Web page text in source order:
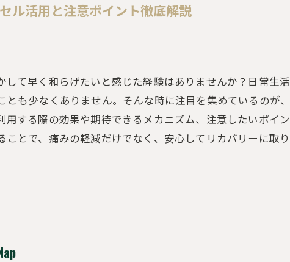
ル活用と注意ポイント徹底解説
して早く和らげたいと感じた経験はありませんか？日常生
も少なくありません。そんな時に注目を集めているのが
する際の効果や期待できるメカニズム、注意したいポイ
とで、痛みの軽減だけでなく、安心してリカバリーに取